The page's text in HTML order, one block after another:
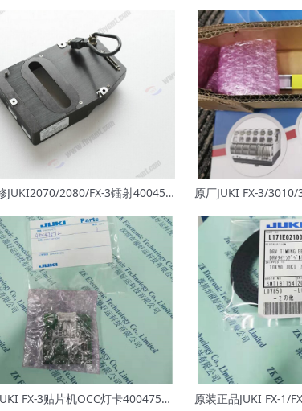
供应及维修JUKI2070/2080/FX-3镭射40045547 LNC 60
原装正品JUKI FX-3贴片机OCC灯卡40047512 OCC C LIGHT PCB A